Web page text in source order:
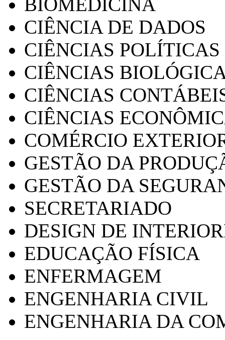
CIÊNCIA DE DADOS
CIÊNCIAS POLÍTICAS
CIÊNCIAS
CIÊNCIAS
CIÊNCIAS
COMÉRCIO
GESTÃO DA
GESTÃO DA
SECRETARIADO
DESIGN DE
EDUCAÇÃO FÍSICA
ENFERMAGEM
ENGENHARIA CIVIL
ENGENHARIA DA